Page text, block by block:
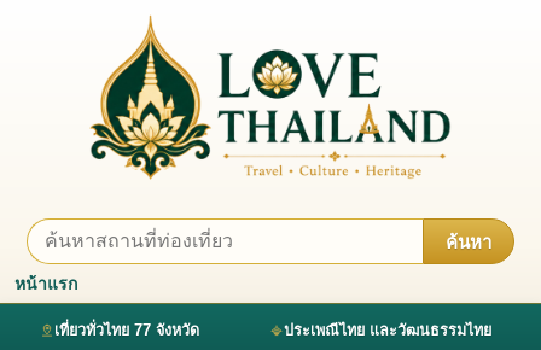
ค้นหา
หน้าแรก
เที่ยวทั่วไทย 77 จังหวัด ประเพณีไทย และวัฒนธรรมไทย